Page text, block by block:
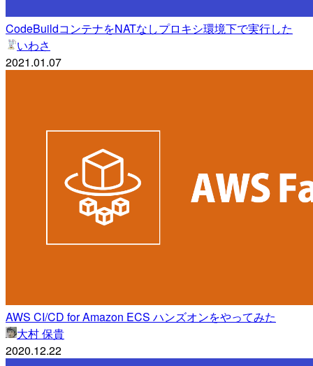
CodeBuildコンテナをNATなしプロキシ環境下で実行した
いわさ
2021.01.07
AWS CI/CD for Amazon ECS ハンズオンをやってみた
大村 保貴
2020.12.22